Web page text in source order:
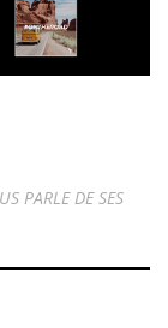
PARLE DE SES